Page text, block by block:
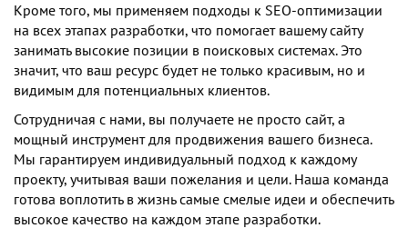
Кроме того, мы применяем подходы к SEO-оптимизации
на всех этапах разработки, что помогает вашему сайту
занимать высокие позиции в поисковых системах. Это
значит, что ваш ресурс будет не только красивым, но и
видимым для потенциальных клиентов.
Сотрудничая с нами, вы получаете не просто сайт, а
мощный инструмент для продвижения вашего бизнеса.
Мы гарантируем индивидуальный подход к каждому
проекту, учитывая ваши пожелания и цели. Наша команда
готова воплотить в жизнь самые смелые идеи и обеспечить
высокое качество на каждом этапе разработки.